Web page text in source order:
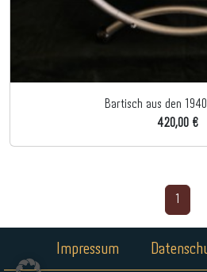
Bartisch aus den
420,00 €
Impressum